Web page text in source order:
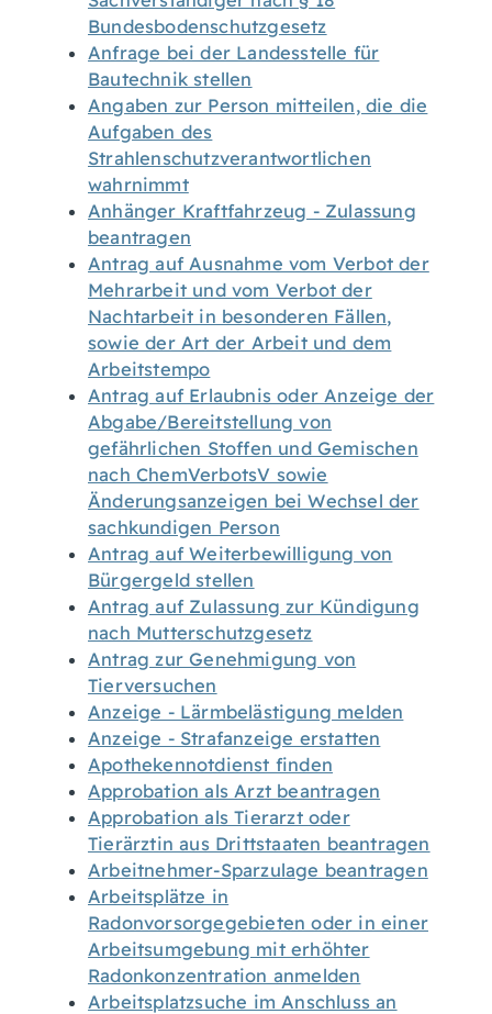
Bundesbodenschutzgesetz
Anfrage bei der Landesstelle für
Bautechnik stellen
Angaben zur Person mitteilen, die die
Aufgaben des
Strahlenschutzverantwortlichen
wahrnimmt
Anhänger Kraftfahrzeug - Zulassung
beantragen
Antrag auf Ausnahme vom Verbot der
Mehrarbeit und vom Verbot der
Nachtarbeit in besonderen Fällen,
sowie der Art der Arbeit und dem
Arbeitstempo
Antrag auf Erlaubnis oder Anzeige der
Abgabe/Bereitstellung von
gefährlichen Stoffen und Gemischen
nach ChemVerbotsV sowie
Änderungsanzeigen bei Wechsel der
sachkundigen Person
Antrag auf Weiterbewilligung von
Bürgergeld stellen
Antrag auf Zulassung zur Kündigung
nach Mutterschutzgesetz
Antrag zur Genehmigung von
Tierversuchen
Anzeige - Lärmbelästigung melden
Anzeige - Strafanzeige erstatten
Apothekennotdienst finden
Approbation als Arzt beantragen
Approbation als Tierarzt oder
Tierärztin aus Drittstaaten beantragen
Arbeitnehmer-Sparzulage beantragen
Arbeitsplätze in
Radonvorsorgegebieten oder in einer
Arbeitsumgebung mit erhöhter
Radonkonzentration anmelden
Arbeitsplatzsuche im Anschluss an